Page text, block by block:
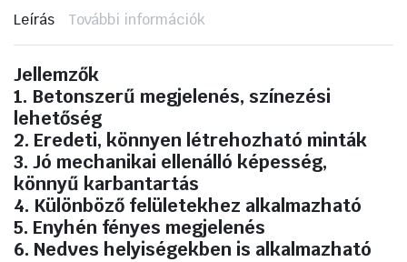
Leírás További információk
Jellemzők
1. Betonszerű megjelenés, színezési
lehetőség
2. Eredeti, könnyen létrehozható minták
3. Jó mechanikai ellenálló képesség,
könnyű karbantartás
4. Különböző felületekhez alkalmazható
5. Enyhén fényes megjelenés
6. Nedves helyiségekben is alkalmazható